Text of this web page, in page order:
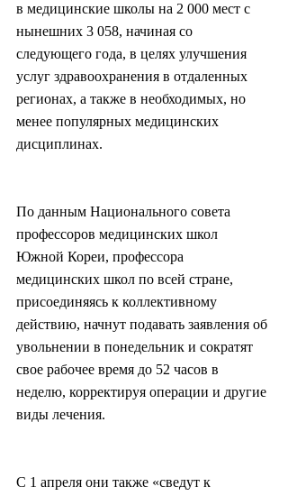
в медицинские школы на 2 000 мест с
нынешних 3 058, начиная со
следующего года, в целях улучшения
услуг здравоохранения в отдаленных
регионах, а также в необходимых, но
менее популярных медицинских
дисциплинах.
По данным Национального совета
профессоров медицинских школ
Южной Кореи, профессора
медицинских школ по всей стране,
присоединяясь к коллективному
действию, начнут подавать заявления об
увольнении в понедельник и сократят
свое рабочее время до 52 часов в
неделю, корректируя операции и другие
виды лечения.
С 1 апреля они также «сведут к